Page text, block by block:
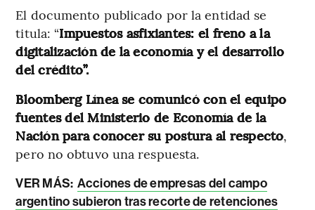
El documento publicado por la entidad se
titula: “Impuestos asfixiantes: el freno a la
digitalización de la economía y el desarrollo
del crédito”.
Bloomberg Línea se comunicó con el equipo
fuentes del Ministerio de Economía de la
Nación para conocer su postura al respecto,
pero no obtuvo una respuesta.
VER MÁS: Acciones de empresas del campo
argentino subieron tras recorte de retenciones